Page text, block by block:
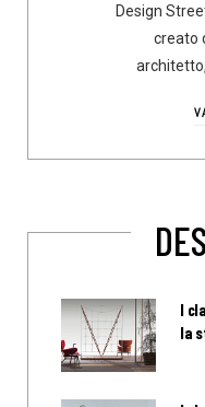
Design
creato
I
la